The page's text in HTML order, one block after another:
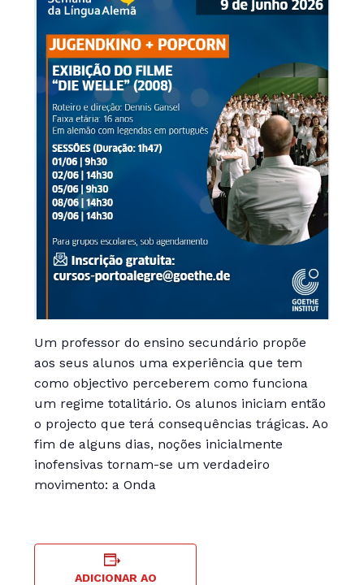
Um professor do ensino secundário propõe
aos seus alunos uma experiência que tem
como objectivo perceberem como funciona
um regime totalitário. Os alunos iniciam então
o projecto que terá consequências trágicas. Ao
fim de alguns dias, noções inicialmente
inofensivas tornam-se um verdadeiro
movimento: a Onda
ADICIONAR AO